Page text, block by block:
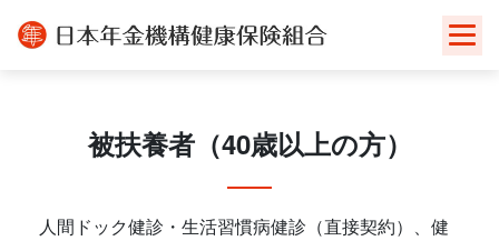
被扶養者（40歳以上の方）
人間ドック健診・生活習慣病健診（直接契約）、健